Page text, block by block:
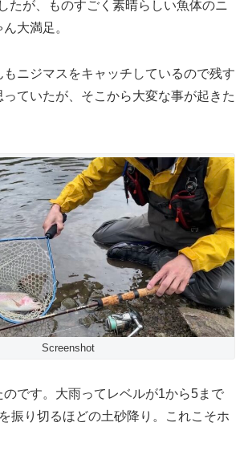
たが、ものすごく素晴らしい魚体のニ
大満足。
ニジマスをキャッチしているので残す
ていたが、そこから大変な事が起きた
Screenshot
のです。大雨ってレベルが1から5まで
振り切るほどの土砂降り。これこそホ